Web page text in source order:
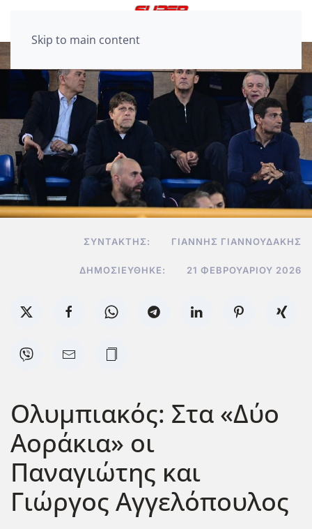
Skip to main content
ΣΥΝΤΆΚΤΗΣ: ΓΙΆΝΝΗΣ ΓΙΑΝΝΟΥΔΆΚΗΣ
ΔΗΜΟΣΙΕΎΘΗΚΕ: 21 ΦΕΒΡΟΥΑΡΊΟΥ 2026
Ολυμπιακός: Στα «Δύο
Αοράκια» οι
Παναγιώτης και
Γιώργος Αγγελόπουλος